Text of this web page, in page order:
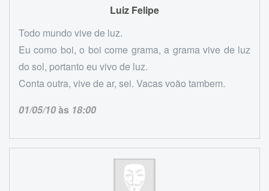
Luiz Felipe
Todo mundo vive de luz.
Eu como boi, o boi come grama, a grama vive de luz
do sol, portanto eu vivo de luz.
Conta outra, vive de ar, sei. Vacas voão tambem.
01/05/10às 18:00